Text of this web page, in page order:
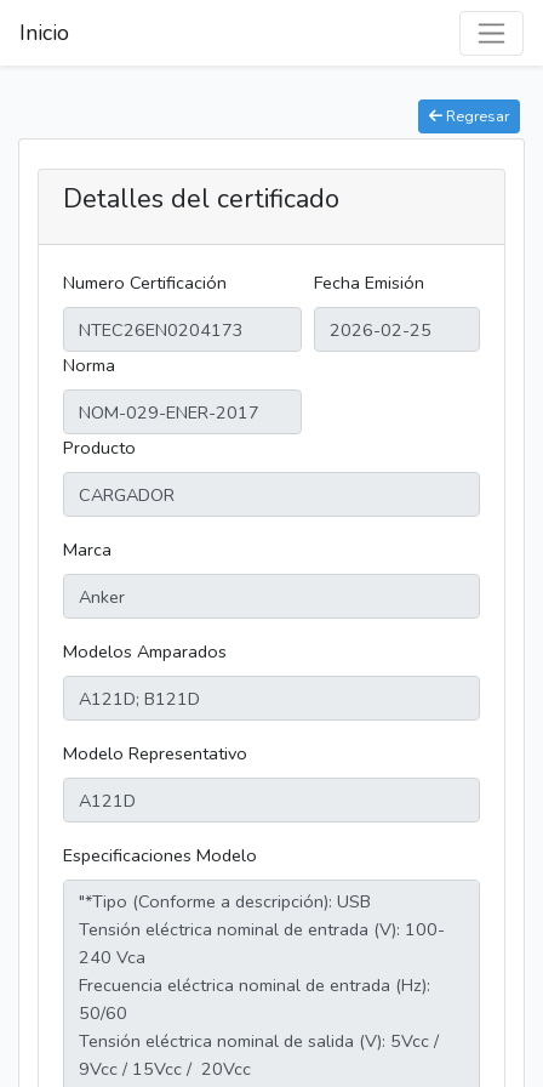
Inicio
Regresar
Detalles del certificado
Numero Certificación Fecha Emisión
Norma
Producto
Marca
Modelos Amparados
Modelo Representativo
Especificaciones Modelo